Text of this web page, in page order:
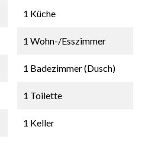
1 Küche
1 Wohn-/Esszimmer
1 Badezimmer (Dusch)
1 Toilette
1 Keller